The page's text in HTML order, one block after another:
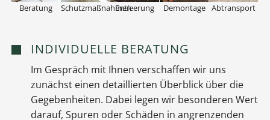
Beratung SchutzmaßnahmenEntleerung Demontage Abtransport
INDIVIDUELLE BERATUNG
Im Gespräch mit Ihnen verschaffen wir uns
zunächst einen detaillierten Überblick über die
Gegebenheiten. Dabei legen wir besonderen Wert
darauf, Spuren oder Schäden in angrenzenden